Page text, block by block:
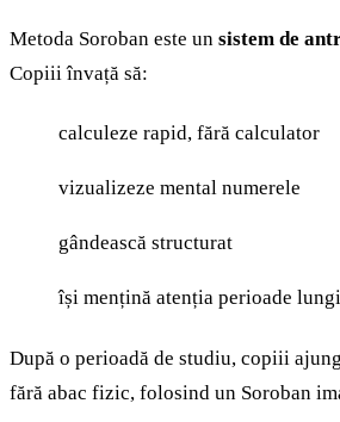
Metoda Soroban este un sistem de
Copiii învață să:
calculeze rapid, fără calculator
vizualizeze mental numerele
gândească structurat
își mențină atenția perioade lungi
După o perioadă de studiu, copiii
fără abac fizic, folosind un Soroban